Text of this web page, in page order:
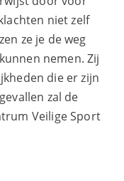
niet zelf
ze je de weg
nemen. Zij
die er zijn
zal de
Veilige Sport